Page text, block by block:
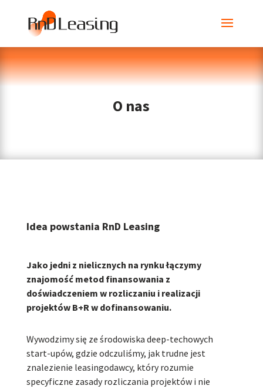
O nas
Idea powstania RnD Leasing
Jako jedni z nielicznych na rynku łączymy
znajomość metod finansowania z
doświadczeniem w rozliczaniu i realizacji
projektów B+R w dofinansowaniu.
Wywodzimy się ze środowiska deep-techowych
start-upów, gdzie odczuliśmy, jak trudne jest
znalezienie leasingodawcy, który rozumie
specyficzne zasady rozliczania projektów i nie